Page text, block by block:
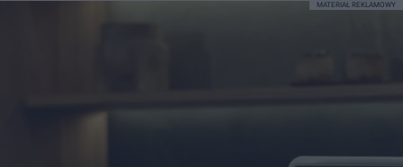
MATERIAŁ REKLAMOWY